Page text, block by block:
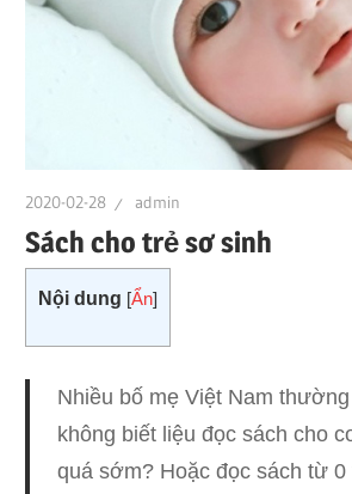
2020-02-28 admin
Sách cho trẻ sơ sinh
Nội dung [Ẩn]
Nhiều bố mẹ Việt Nam
không biết liệu đọc sách cho
quá sớm? Hoặc đọc sách từ